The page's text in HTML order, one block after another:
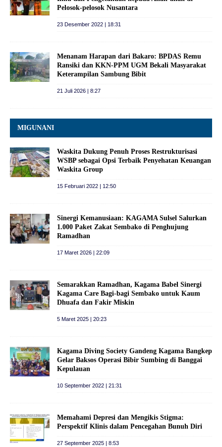
Pelosok-pelosok Nusantara
23 Desember 2022 | 18:31
Menanam Harapan dari Bakaro: BPDAS Remu
Ransiki dan KKN-PPM UGM Bekali Masyarakat
Keterampilan Sambung Bibit
21 Juli 2026 | 8:27
MIGUNANI
Waskita Dukung Penuh Proses Restrukturisasi
WSBP sebagai Opsi Terbaik Penyehatan Keuangan
Waskita Group
15 Februari 2022 | 12:50
Sinergi Kemanusiaan: KAGAMA Sulsel Salurkan
1.000 Paket Zakat Sembako di Penghujung
Ramadhan
17 Maret 2026 | 22:09
Semarakkan Ramadhan, Kagama Babel Sinergi
Kagama Care Bagi-bagi Sembako untuk Kaum
Dhuafa dan Fakir Miskin
5 Maret 2025 | 20:23
Kagama Diving Society Gandeng Kagama Bangkep
Gelar Baksos Operasi Bibir Sumbing di Banggai
Kepulauan
10 September 2022 | 21:31
Memahami Depresi dan Mengikis Stigma:
Perspektif Klinis dalam Pencegahan Bunuh Diri
27 September 2025 | 8:53